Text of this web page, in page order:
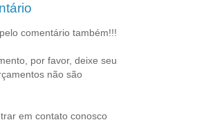
comentário também!!!
por favor, deixe seu
não são
em contato conosco